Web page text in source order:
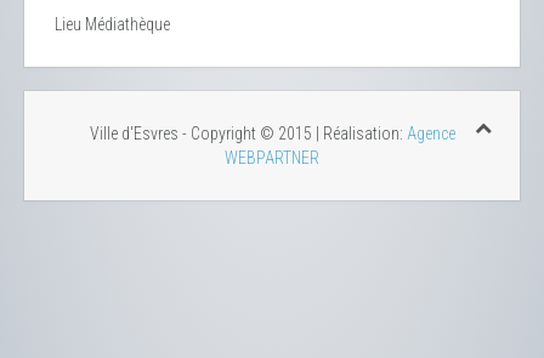
Lieu Médiathèque
Ville d'Esvres - Copyright © 2015 | Réalisation: Agence
WEBPARTNER